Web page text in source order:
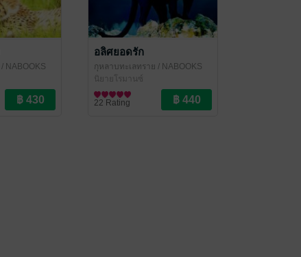
/ NABOOKS
อลิศยอดรัก
กุหลาบทะเลทราย / NABOOKS
นิยายโรมานซ์
22 Rating